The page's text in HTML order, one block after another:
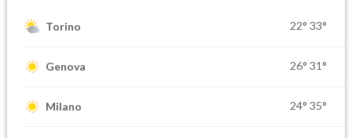
Torino 22° 33°
Genova 26° 31°
Milano 24° 35°